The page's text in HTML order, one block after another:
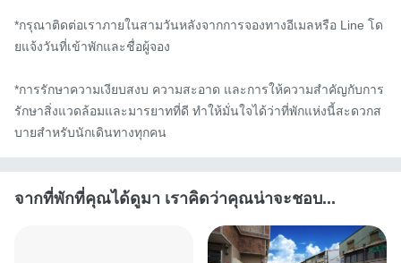
*กรุณาติดต่อเราภายในสามวันหลังจากการจองทางอีเมลหรือ Line โด
ยแจ้งวันที่เข้าพักและชื่อผู้จอง
*การรักษาความเงียบสงบ ความสะอาด และการให้ความสำคัญกับการ
รักษาสิ่งแวดล้อมและมารยาทที่ดี ทำให้มั่นใจได้ว่าที่พักแห่งนี้สะดวกส
บายสำหรับนักเดินทางทุกคน
จากที่พักที่คุณได้ดูมา เราคิดว่าคุณน่าจะชอบ...